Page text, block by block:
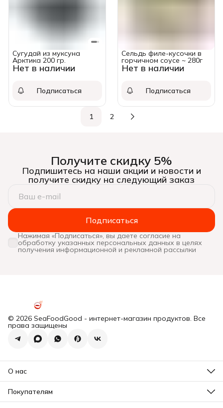
Нет в наличии
Сугудай из муксуна
Арктика 200 гр.
Подписаться
Нет в наличии
Сельдь филе-кусочки в
горчичном соусе ~ 280г
Подписаться
1 2
Получите скидку 5%
Подпишитесь на наши акции и новости и
получите скидку на следующий заказ
Подписаться
Нажимая «Подписаться», вы даете согласие на
обработку указанных персональных данных в целях
получения информационной и рекламной рассылки
© 2026 SeaFoodGood - интернет-магазин продуктов. Все
права защищены
О нас
Почему мы?
Покупателям